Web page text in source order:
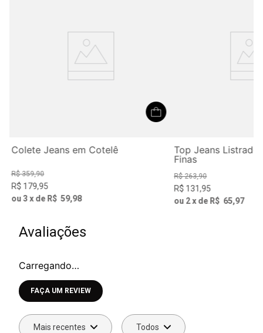
Colete Jeans em Cotelê
R$ 359,90
R$ 179,95
ou3x de R$ 59,98
Top Jeans Listrado
Finas
R$ 263,90
R$ 131,95
ou 2x de R$ 65,97
Avaliações
Carregando…
Faça login para escrever uma avaliação.
Mais recentes Todos